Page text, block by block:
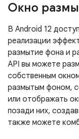
Окно
В Android 12
реализации
размытие фона и
API вы можете
собственным
размытым фоном,
или отображать
позади них,
также можете